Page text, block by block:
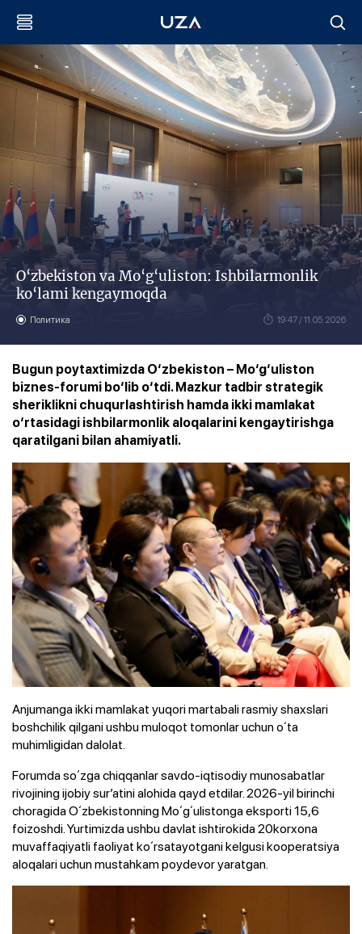
O‘zbekiston va Mo‘g‘uliston: Ishbilarmonlik
ko‘lami kengaymoqda
Политика 19:47 / 11.05.2026
Bugun poytaxtimizda O‘zbekiston – Mo‘g‘uliston
biznes-forumi bo‘lib o‘tdi. Mazkur tadbir strategik
sheriklikni chuqurlashtirish hamda ikki mamlakat
o‘rtasidagi ishbilarmonlik aloqalarini kengaytirishga
qaratilgani bilan ahamiyatli.
Anjumanga ikki mamlakat yuqori martabali rasmiy shaxslari
boshchilik qilgani ushbu muloqot tomonlar uchun oʻta
muhimligidan dalolat.
Forumda soʻzga chiqqanlar savdo-iqtisodiy munosabatlar
rivojining ijobiy surʼatini alohida qayd etdilar. 2026-yil birinchi
choragida Oʻzbekistonning Moʻgʻulistonga eksporti 15,6
foizoshdi. Yurtimizda ushbu davlat ishtirokida 20korxona
muvaffaqiyatli faoliyat koʻrsatayotgani kelgusi kooperatsiya
aloqalari uchun mustahkam poydevor yaratgan.